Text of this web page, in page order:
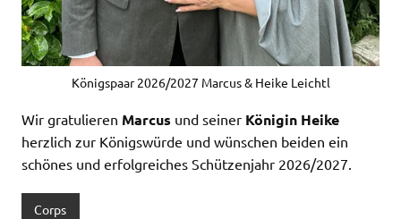
Königspaar 2026/2027 Marcus & Heike Leichtl
Wir gratulieren Marcus und seiner Königin Heike
herzlich zur Königswürde und wünschen beiden ein
schönes und erfolgreiches Schützenjahr 2026/2027.
Corps